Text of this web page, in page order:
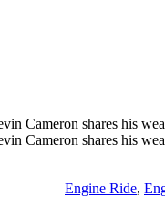
Cameron shares his
shares his
Engine Ride,